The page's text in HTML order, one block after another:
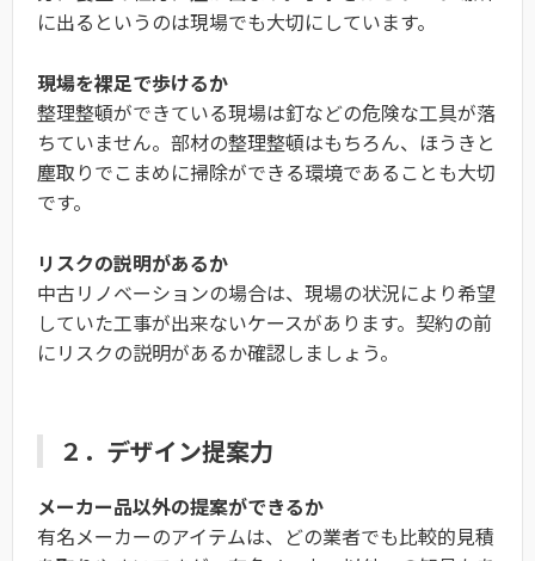
に出るというのは現場でも大切にしています。
現場を裸足で歩けるか
整理整頓ができている現場は釘などの危険な工具が落
ちていません。部材の整理整頓はもちろん、ほうきと
塵取りでこまめに掃除ができる環境であることも大切
です。
リスクの説明があるか
中古リノベーションの場合は、現場の状況により希望
していた工事が出来ないケースがあります。契約の前
にリスクの説明があるか確認しましょう。
２．デザイン提案力
メーカー品以外の提案ができるか
有名メーカーのアイテムは、どの業者でも比較的見積